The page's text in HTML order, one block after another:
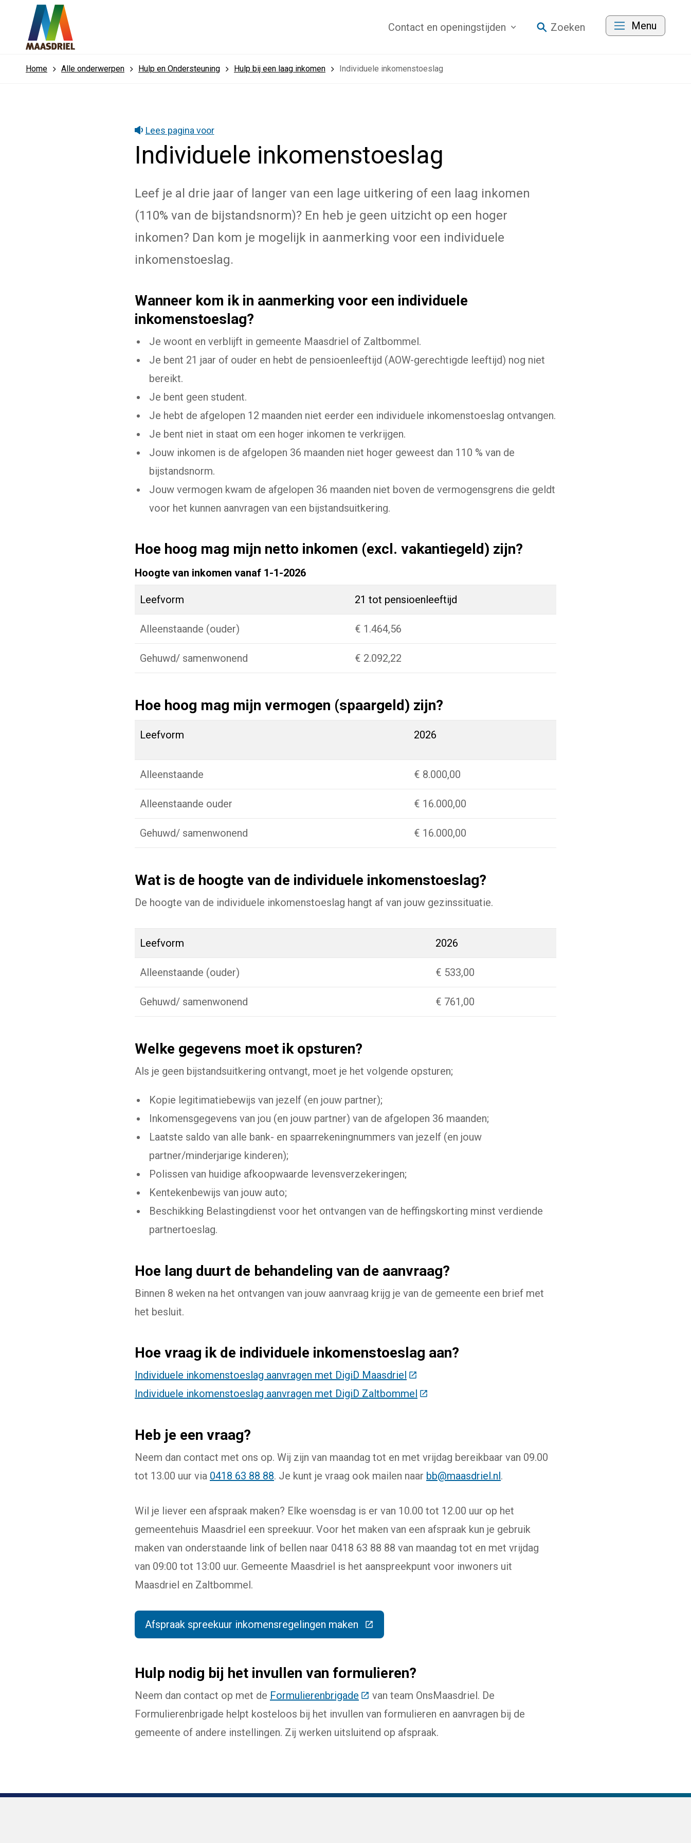
Contact en openingstijden Zoeken Menu
Home Alle onderwerpen Hulp en Ondersteuning Hulp bij een laag inkomen Individuele inkomenstoeslag
Lees pagina voor
Individuele inkomenstoeslag
Leef je al drie jaar of langer van een lage uitkering of een laag inkomen
(110% van de bijstandsnorm)? En heb je geen uitzicht op een hoger
inkomen? Dan kom je mogelijk in aanmerking voor een individuele
inkomenstoeslag.
Wanneer kom ik in aanmerking voor een individuele
inkomenstoeslag?
Je woont en verblijft in gemeente Maasdriel of Zaltbommel.
Je bent 21 jaar of ouder en hebt de pensioenleeftijd (AOW-gerechtigde leeftijd) nog niet
bereikt.
Je bent geen student.
Je hebt de afgelopen 12 maanden niet eerder een individuele inkomenstoeslag ontvangen.
Je bent niet in staat om een hoger inkomen te verkrijgen.
Jouw inkomen is de afgelopen 36 maanden niet hoger geweest dan 110 % van de
bijstandsnorm.
Jouw vermogen kwam de afgelopen 36 maanden niet boven de vermogensgrens die geldt
voor het kunnen aanvragen van een bijstandsuitkering.
Hoe hoog mag mijn netto inkomen (excl. vakantiegeld) zijn?
Hoogte van inkomen vanaf 1-1-2026
Leefvorm 21 tot pensioenleeftijd
Alleenstaande (ouder) € 1.464,56
Gehuwd/ samenwonend € 2.092,22
Hoe hoog mag mijn vermogen (spaargeld) zijn?
Leefvorm 2026
Alleenstaande € 8.000,00
Alleenstaande ouder € 16.000,00
Gehuwd/ samenwonend € 16.000,00
Wat is de hoogte van de individuele inkomenstoeslag?
De hoogte van de individuele inkomenstoeslag hangt af van jouw gezinssituatie.
Leefvorm 2026
Alleenstaande (ouder) € 533,00
Gehuwd/ samenwonend € 761,00
Welke gegevens moet ik opsturen?
Als je geen bijstandsuitkering ontvangt, moet je het volgende opsturen;
Kopie legitimatiebewijs van jezelf (en jouw partner);
Inkomensgegevens van jou (en jouw partner) van de afgelopen 36 maanden;
Laatste saldo van alle bank- en spaarrekeningnummers van jezelf (en jouw
partner/minderjarige kinderen);
Polissen van huidige afkoopwaarde levensverzekeringen;
Kentekenbewijs van jouw auto;
Beschikking Belastingdienst voor het ontvangen van de heffingskorting minst verdiende
partnertoeslag.
Hoe lang duurt de behandeling van de aanvraag?
Binnen 8 weken na het ontvangen van jouw aanvraag krijg je van de gemeente een brief met
het besluit.
Hoe vraag ik de individuele inkomenstoeslag aan?
Individuele inkomenstoeslag aanvragen met DigiD Maasdriel (Deze link gaat naar een externe website)
Individuele inkomenstoeslag aanvragen met DigiD Zaltbommel (Deze link gaat naar een externe website)
Heb je een vraag?
Neem dan contact met ons op. Wij zijn van maandag tot en met vrijdag bereikbaar van 09.00
tot 13.00 uur via 0418 63 88 88. Je kunt je vraag ook mailen naar bb@maasdriel.nl.
Wil je liever een afspraak maken? Elke woensdag is er van 10.00 tot 12.00 uur op het
gemeentehuis Maasdriel een spreekuur. Voor het maken van een afspraak kun je gebruik
maken van onderstaande link of bellen naar 0418 63 88 88 van maandag tot en met vrijdag
van 09:00 tot 13:00 uur. Gemeente Maasdriel is het aanspreekpunt voor inwoners uit
Maasdriel en Zaltbommel.
Afspraak spreekuur inkomensregelingen maken
(Deze link gaat naar een externe website)
Hulp nodig bij het invullen van formulieren?
Neem dan contact op met de Formulierenbrigade (Deze link gaat naar een externe website)
van team OnsMaasdriel. De
Formulierenbrigade helpt kosteloos bij het invullen van formulieren en aanvragen bij de
gemeente of andere instellingen. Zij werken uitsluitend op afspraak.